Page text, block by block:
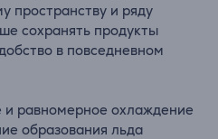
пространству и ряду
сохранять продукты
в повседневном
равномерное охлаждение
образования льда